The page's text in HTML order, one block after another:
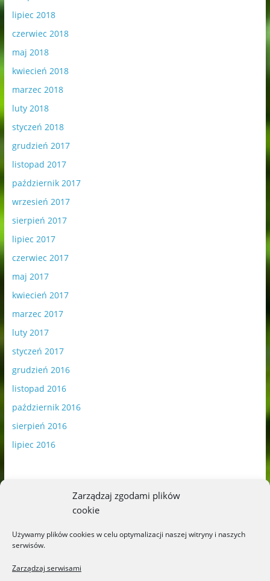
Zarządzaj zgodami plików
cookie
Używamy plików cookies w celu optymalizacji naszej witryny i naszych
serwisów.
Zarządzaj serwisami
lipiec 2018
czerwiec 2018
maj 2018
kwiecień 2018
marzec 2018
luty 2018
styczeń 2018
grudzień 2017
listopad 2017
październik 2017
wrzesień 2017
sierpień 2017
lipiec 2017
czerwiec 2017
maj 2017
kwiecień 2017
marzec 2017
luty 2017
styczeń 2017
grudzień 2016
listopad 2016
październik 2016
sierpień 2016
lipiec 2016